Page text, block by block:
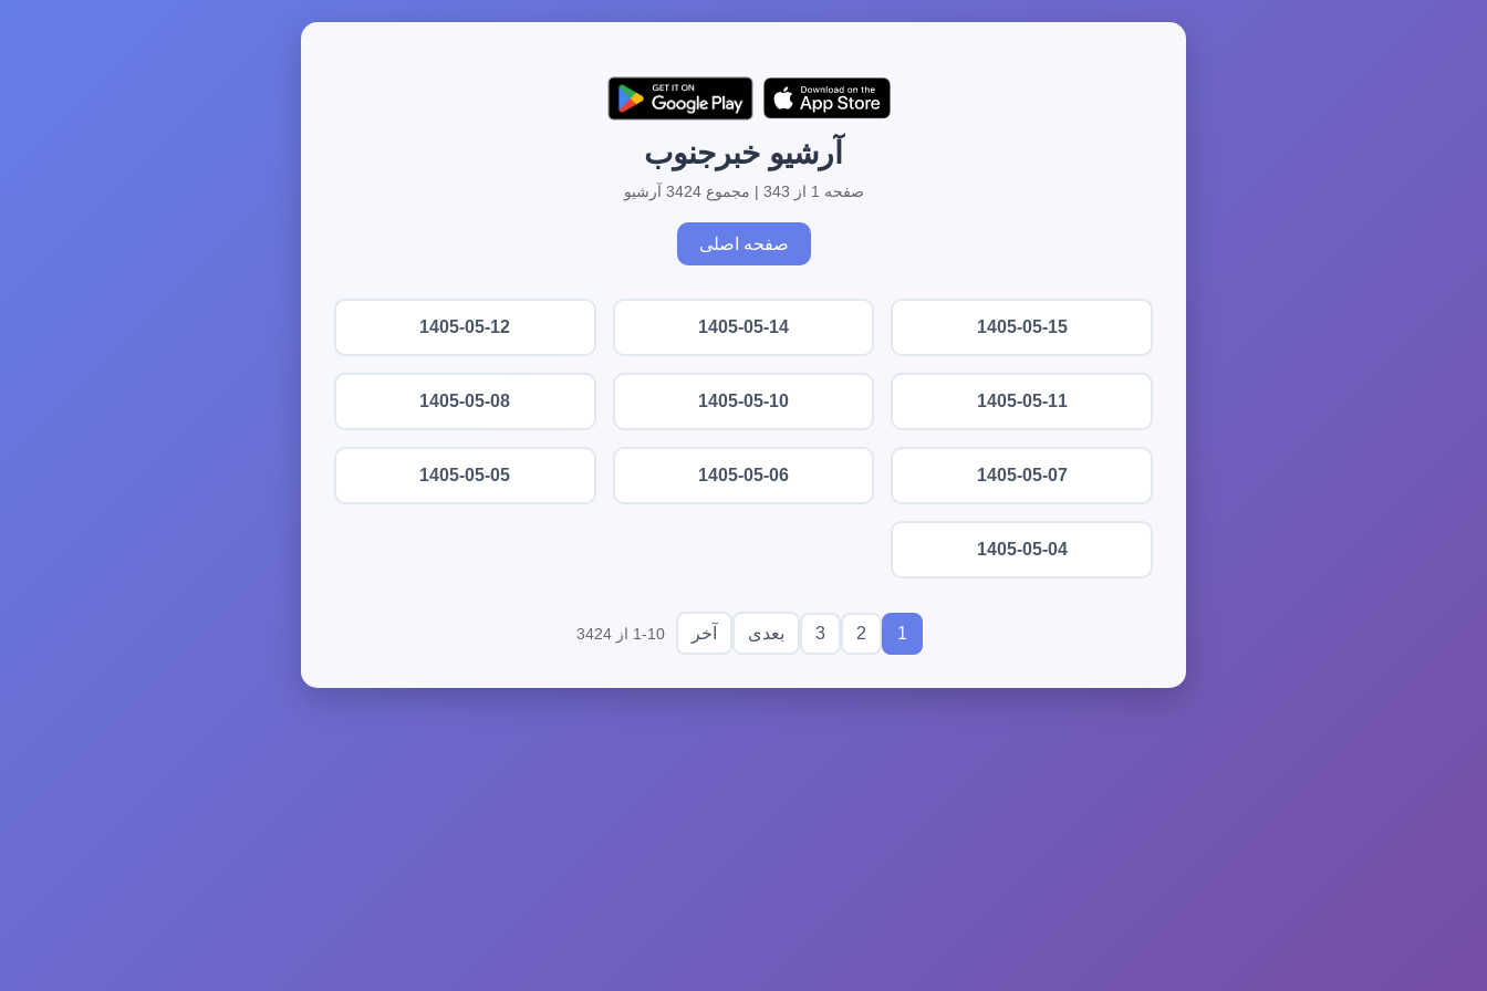
آرشیو خبرجنوب
صفحه 1 از 343 | مجموع 3424 آرشیو
صفحه اصلی
1405-05-15
1405-05-14
1405-05-12
1405-05-11
1405-05-10
1405-05-08
1405-05-07
1405-05-06
1405-05-05
1405-05-04
1
2
3 بعدی آخر 1-10 از 3424